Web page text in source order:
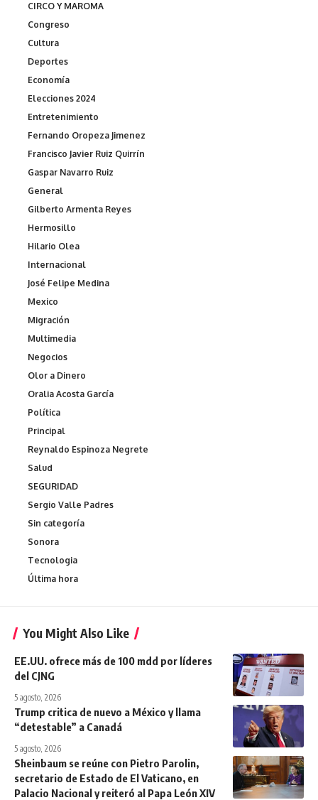
CIRCO Y MAROMA
Congreso
Cultura
Deportes
Economía
Elecciones 2024
Entretenimiento
Fernando Oropeza Jimenez
Francisco Javier Ruiz Quirrín
Gaspar Navarro Ruiz
General
Gilberto Armenta Reyes
Hermosillo
Hilario Olea
Internacional
José Felipe Medina
Mexico
Migración
Multimedia
Negocios
Olor a Dinero
Oralia Acosta García
Política
Principal
Reynaldo Espinoza Negrete
Salud
SEGURIDAD
Sergio Valle Padres
Sin categoría
Sonora
Tecnologia
Última hora
You Might Also Like
EE.UU. ofrece más de 100 mdd por líderes
del CJNG
5 agosto, 2026
Trump critica de nuevo a México y llama
“detestable” a Canadá
5 agosto, 2026
Sheinbaum se reúne con Pietro Parolin,
secretario de Estado de El Vaticano, en
Palacio Nacional y reiteró al Papa León XIV